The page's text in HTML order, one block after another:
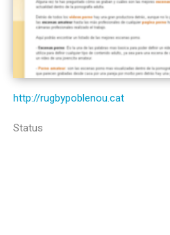
http://rugbypoblenou.cat
Status